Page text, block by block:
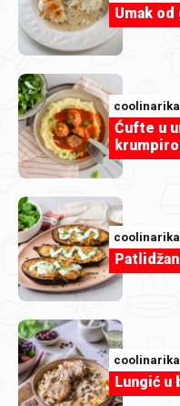
coolinarika
Tiramisu s
Umak
coolinarika
Ćufte u
coolinarika
coolinarika
Lungić u